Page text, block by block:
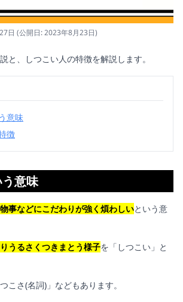
日 (公開日: 2023年8月23日)
と、しつこい人の特徴を解説します。
意味
徴
意味
物事などにこだわりが強く煩わしいという意
うるさくつきまとう様子を「しつこい」と
こさ(名詞)」などもあります。